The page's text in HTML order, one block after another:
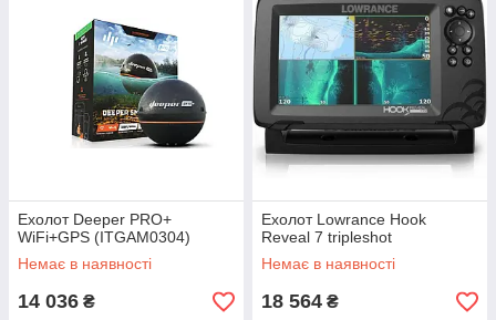
Ехолот Deeper PRO+
WiFi+GPS (ITGAM0304)
Немає в наявності
14 036 ₴
Ехолот Lowrance Hook
Reveal 7 tripleshot
Немає в наявності
18 564 ₴